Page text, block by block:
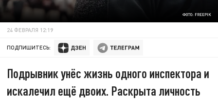
ФОТО: FREEPIK
24 ФЕВРАЛЯ 12:19
ПОДПИШИТЕСЬ:
Подрывник унёс жизнь одного инспектора и
искалечил ещё двоих. Раскрыта личность